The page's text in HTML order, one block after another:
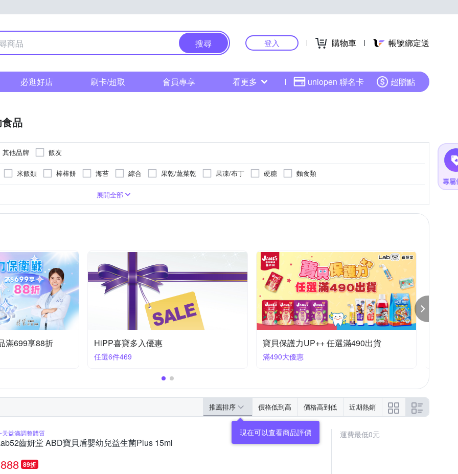
搜尋 登入 購物車 帳號綁定送
必逛好店 刷卡/超取 會員專享 看更多 uniopen 聯名卡 超贈點
品
其他品牌 飯友
米飯類 棒棒餅 海苔 綜合 果乾/蔬菜乾 果凍/布丁 硬糖
麵食類
幼兒肉泥 奶粉
台灣；牛肉(澳洲)；豬肉(台灣)；雞肉(台灣)
台灣；牛肉(澳洲)；豬肉(台灣)
展開全部
寶貝保護力UP++ 任選滿490出貨
滿490大優惠
母嬰用品滿額出貨
滿99大優惠
推薦排序 價格低到高 價格高到低 近期熱銷
天益滴調整體質
齒妍堂 ABD寶貝盾嬰幼兒益生菌Plus 15ml
888 89折
運費最低0元